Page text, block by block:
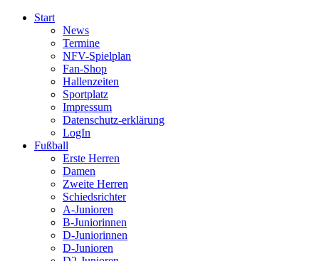
Start
News
Termine
NFV-Spielplan
Fan-Shop
Hallenzeiten
Sportplatz
Impressum
Datenschutz-erklärung
LogIn
Fußball
Erste Herren
Damen
Zweite Herren
Schiedsrichter
A-Junioren
B-Juniorinnen
D-Juniorinnen
D-Junioren